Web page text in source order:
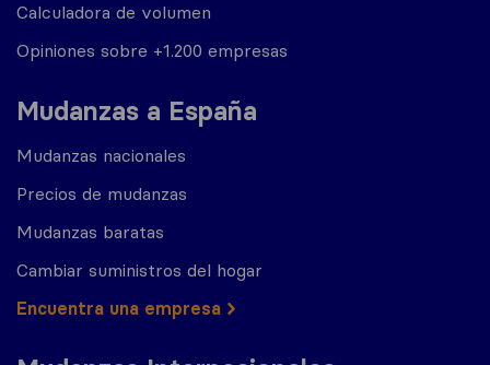
Calculadora de volumen
Opiniones sobre +1.200 empresas
Mudanzas a España
Mudanzas nacionales
Precios de mudanzas
Mudanzas baratas
Cambiar suministros del hogar
Encuentra una empresa